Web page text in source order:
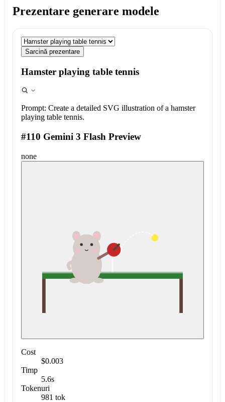
Prezentare generare modele
Sarcină prezentare
Hamster playing table tennis
Prompt: Create a detailed SVG illustration of a hamster
playing table tennis.
#110 Gemini 3 Flash Preview
none
Cost
$0.003
Timp
5.6s
Tokenuri
981 tok